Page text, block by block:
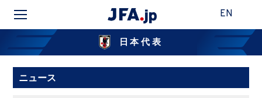
EN
日本代表
ニュース